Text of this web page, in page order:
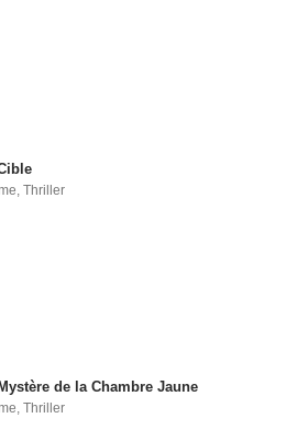
,Thriller
de la Chambre Jaune
,Thriller